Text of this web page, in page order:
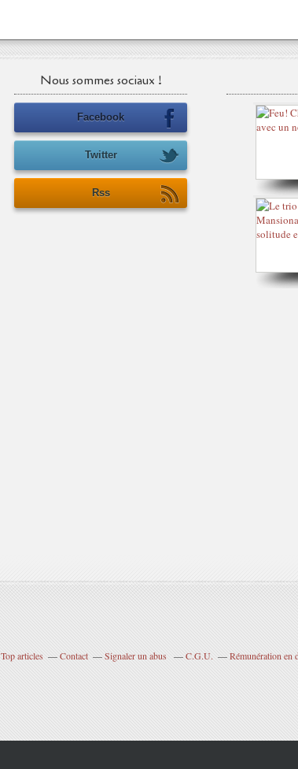
Nous sommes sociaux !
Facebook
Twitter
Rss
Top articles Contact Signaler un abus C.G.U. Rémunération en